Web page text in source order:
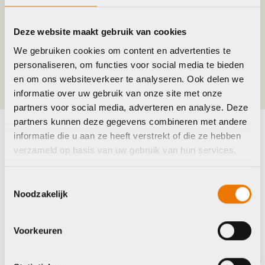
Deze website maakt gebruik van cookies
We gebruiken cookies om content en advertenties te
personaliseren, om functies voor social media te bieden
en om ons websiteverkeer te analyseren. Ook delen we
informatie over uw gebruik van onze site met onze
partners voor social media, adverteren en analyse. Deze
partners kunnen deze gegevens combineren met andere
informatie die u aan ze heeft verstrekt of die ze hebben
verzameld op basis van uw gebruik van hun services.
Noodzakelijk
Voorkeuren
Jaar
Kleur Zwart
Maak je fiets compleet
Trek